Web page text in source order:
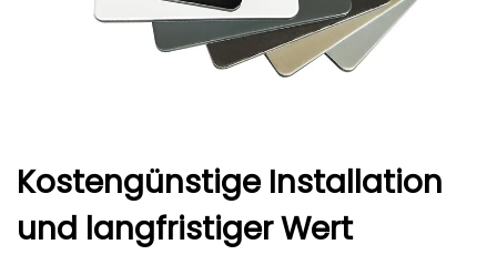
Kostengünstige Installation
und langfristiger Wert